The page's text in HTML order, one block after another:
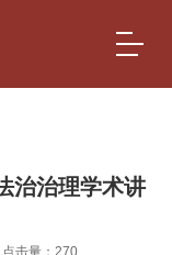
治治理学术讲
点击量： 270